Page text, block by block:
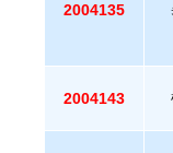
2004135
2004143